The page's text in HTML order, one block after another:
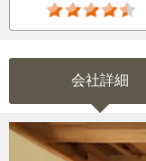
会社詳細